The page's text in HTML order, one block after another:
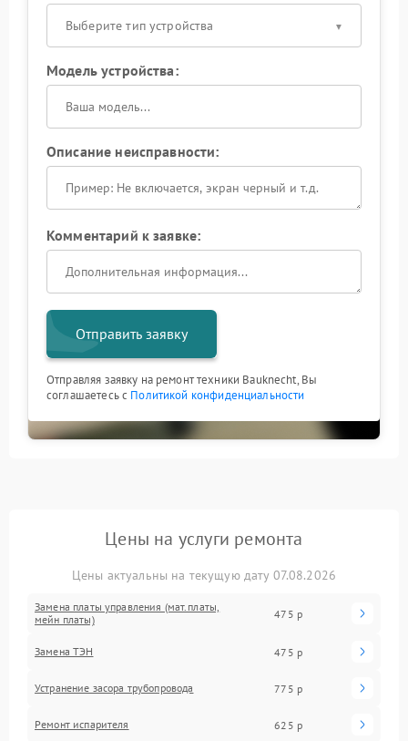
Выберите тип устройства
Модель устройства:
Описание неисправности:
Комментарий к заявке:
Отправить заявку
Отправляя заявку на ремонт техники Bauknecht, Вы
соглашаетесь с Политикой конфиденциальности
Цены на услуги ремонта
Цены актуальны на текущую дату 07.08.2026
Замена платы управления (мат.платы,
мейн платы)
475 р
Замена ТЭН 475 р
Устранение засора трубопровода 775 р
Ремонт испарителя 625 р